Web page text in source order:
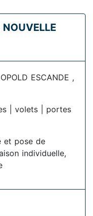
ESCANDE ,
| volets | portes
et pose de
individuelle,